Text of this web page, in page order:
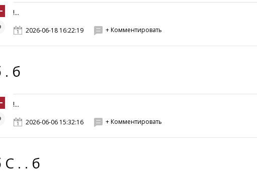
!...
2026-06-18 16:22:19 + Комментировать
. б
!...
2026-06-06 15:32:16 + Комментировать
C . . б